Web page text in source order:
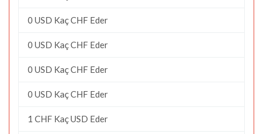
0 USD Kaç CHF Eder
0 USD Kaç CHF Eder
0 USD Kaç CHF Eder
0 USD Kaç CHF Eder
1 CHF Kaç USD Eder